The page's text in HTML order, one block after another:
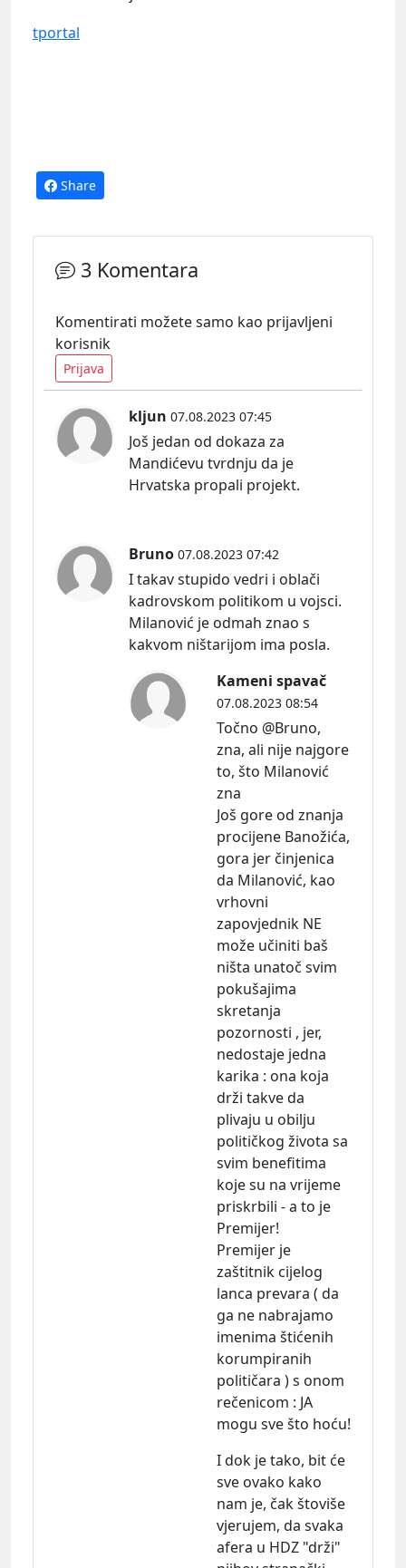
tportal
Share
3 Komentara
Komentirati možete samo kao prijavljeni
korisnik
Prijava
kljun 07.08.2023 07:45
Još jedan od dokaza za
Mandićevu tvrdnju da je
Hrvatska propali projekt.
Bruno 07.08.2023 07:42
I takav stupido vedri i oblači
kadrovskom politikom u vojsci.
Milanović je odmah znao s
kakvom ništarijom ima posla.
Kameni spavač
07.08.2023 08:54
Točno @Bruno,
zna, ali nije najgore
to, što Milanović
zna
Još gore od znanja
procijene Banožića,
gora jer činjenica
da Milanović, kao
vrhovni
zapovjednik NE
može učiniti baš
ništa unatoč svim
pokušajima
skretanja
pozornosti , jer,
nedostaje jedna
karika : ona koja
drži takve da
plivaju u obilju
političkog života sa
svim benefitima
koje su na vrijeme
priskrbili - a to je
Premijer!
Premijer je
zaštitnik cijelog
lanca prevara ( da
ga ne nabrajamo
imenima štićenih
korumpiranih
političara ) s onom
rečenicom : JA
mogu sve što hoću!
I dok je tako, bit će
sve ovako kako
nam je, čak štoviše
vjerujem, da svaka
afera u HDZ "drži"